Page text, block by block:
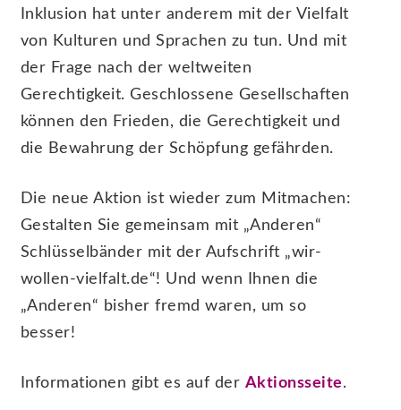
Inklusion hat unter anderem mit der Vielfalt
von Kulturen und Sprachen zu tun. Und mit
der Frage nach der weltweiten
Gerechtigkeit. Geschlossene Gesellschaften
können den Frieden, die Gerechtigkeit und
die Bewahrung der Schöpfung gefährden.
Die neue Aktion ist wieder zum Mitmachen:
Gestalten Sie gemeinsam mit „Anderen“
Schlüsselbänder mit der Aufschrift „wir-
wollen-vielfalt.de“! Und wenn Ihnen die
„Anderen“ bisher fremd waren, um so
besser!
Informationen gibt es auf der Aktionsseite.